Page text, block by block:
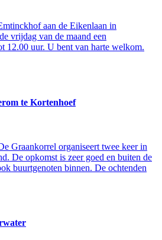
aan de Eikenlaan in
vrijdag van de maand een
12.00 uur. U bent van harte welkom.
te Kortenhoef
Graankorrel organiseert twee keer in
De opkomst is zeer goed en buiten de
buurtgenoten binnen. De ochtenden